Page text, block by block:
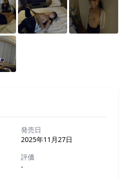
発売日
2025年11月27日
評価
-